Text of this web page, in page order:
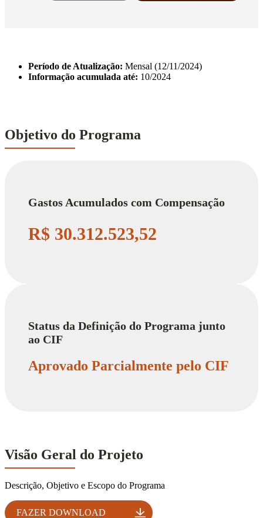
MAIS
Período de Atualização: Mensal (12/11/2024)
Informação acumulada até: 10/2024
Objetivo do Programa
Gastos Acumulados com Compensação
R$ 30.312.523,52
Status da Definição do Programa junto
ao CIF
Aprovado Parcialmente pelo CIF
Visão Geral do Projeto
Descrição, Objetivo e Escopo do Programa
FAZER DOWNLOAD